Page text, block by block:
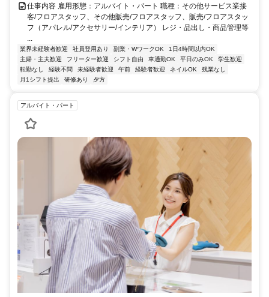
仕事内容 雇用形態：アルバイト・パート 職種：その他サービス業接
客/フロアスタッフ、その他販売/フロアスタッフ、販売/フロアスタッ
フ（アパレル/アクセサリー/インテリア） レジ・品出し・商品管理等
業界未経験者歓迎 社員登用あり 副業・WワークOK
1日4時間以内OK
主婦・主夫歓迎
フリーター歓迎 シフト自由 車通勤OK 平日のみOK
学生歓迎
転勤なし
経験不問 未経験者歓迎 午前 経験者歓迎 ネイルOK
残業なし
月1シフト提出
研修あり 夕方
アルバイト・パート